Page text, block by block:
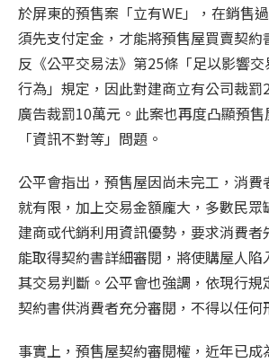
於屏東的預售案「立有WE」，在銷售
須先支付定金，才能將預售屋買賣契約
反《公平交易法》第25條「足以影響
行為」規定，因此對建商立有公司裁罰
廣告裁罰10萬元。此案也再度凸顯預
「資訊不對等」問題。
公平會指出，預售屋因尚未完工，消費
就有限，加上交易金額龐大，多數民眾
建商或代銷利用資訊優勢，要求消費
能取得契約書詳細審閱，將使購屋人
其交易判斷。公平會也強調，依現行規
契約書供消費者充分審閱，不得以任何
事實上，預售屋契約審閱權，近年已成